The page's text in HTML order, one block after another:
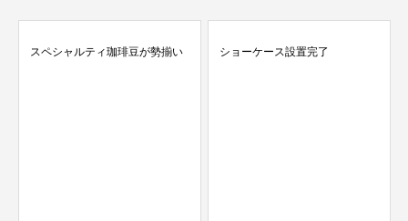
スペシャルティ珈琲豆が勢揃い ショーケース設置完了